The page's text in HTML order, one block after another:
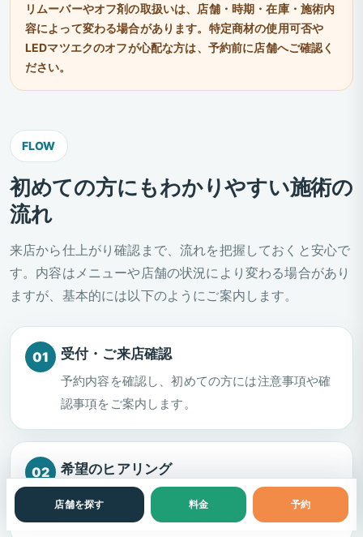
リムーバーやオフ剤の取扱いは、店舗・時期・在庫・施術内
容によって変わる場合があります。特定商材の使用可否や
LEDマツエクのオフが心配な方は、予約前に店舗へご確認く
ださい。
FLOW
初めての方にもわかりやすい施術の
流れ
来店から仕上がり確認まで、流れを把握しておくと安心で
す。内容はメニューや店舗の状況により変わる場合があり
ますが、基本的には以下のようにご案内します。
受付・ご来店確認
予約内容を確認し、初めての方には注意事項や確
認事項をご案内します。
希望のヒアリング
なりたい印象、普段のメイク、イベント予定、過
去の施術経験などを伺います。
店舗を探す 料金 予約